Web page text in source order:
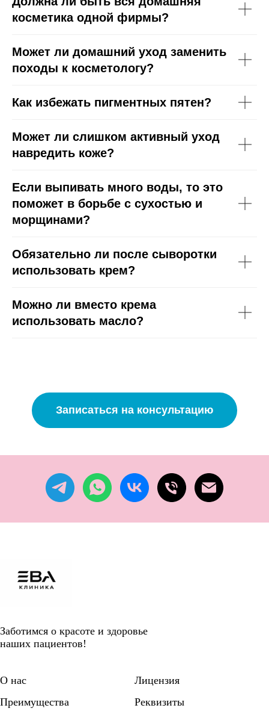
косметика одной фирмы?
Может ли домашний уход заменить
походы к косметологу?
Как избежать пигментных пятен?
Может ли слишком активный уход
навредить коже?
Если выпивать много воды, то это
поможет в борьбе с сухостью и
морщинами?
Обязательно ли после сыворотки
использовать крем?
Можно ли вместо крема
использовать масло?
Записаться на консультацию
Заботимся о красоте и здоровье
наших пациентов!
О нас
Преимущества
Лицензия
Реквизиты